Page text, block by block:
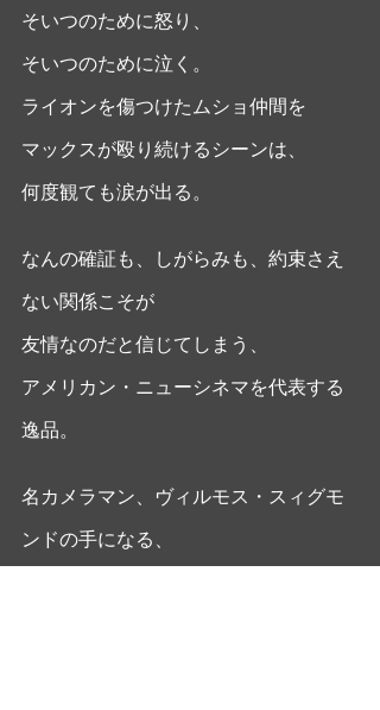
そいつのために怒り、
そいつのために泣く。
ライオンを傷つけたムショ仲間を
マックスが殴り続けるシーンは、
何度観ても涙が出る。
なんの確証も、しがらみも、約束さえ
ない関係こそが
友情なのだと信じてしまう、
アメリカン・ニューシネマを代表する
逸品。
名カメラマン、ヴィルモス・スィグモ
ンドの手になる、